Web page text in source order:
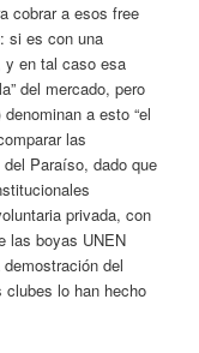
cobrar a esos free
si es con una
y en tal caso esa
del mercado, pero
a esto “el
las
Paraíso, dado que
privada, con
las boyas UNEN
del
clubes lo han hecho